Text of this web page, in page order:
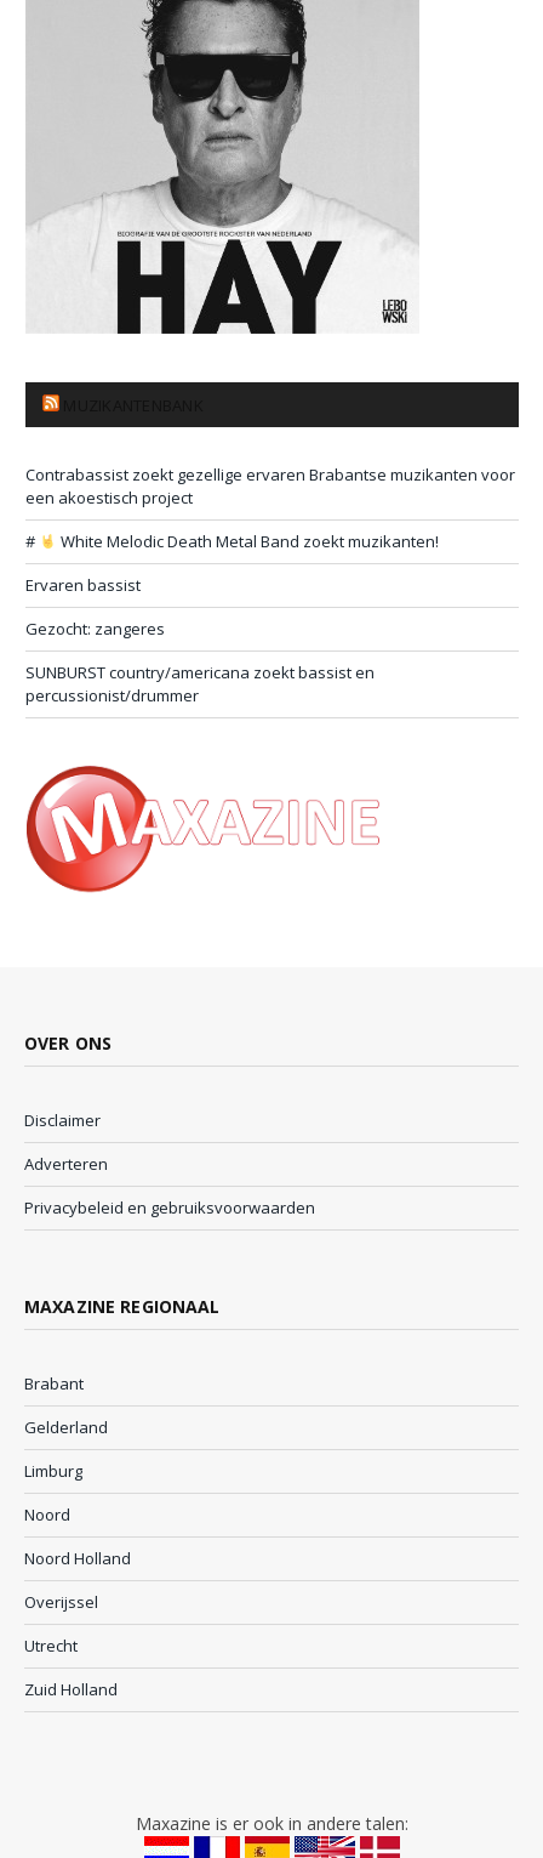
Contrabassist zoekt gezellige ervaren Brabantse muzikanten voor
een akoestisch project
#
White Melodic Death Metal Band zoekt muzikanten!
Ervaren bassist
Gezocht: zangeres
SUNBURST country/americana zoekt bassist en
percussionist/drummer
OVER ONS
Disclaimer
Adverteren
Privacybeleid en gebruiksvoorwaarden
MAXAZINE REGIONAAL
Brabant
Gelderland
Limburg
Noord
Noord Holland
Overijssel
Utrecht
Zuid Holland
Maxazine is er ook in andere talen: